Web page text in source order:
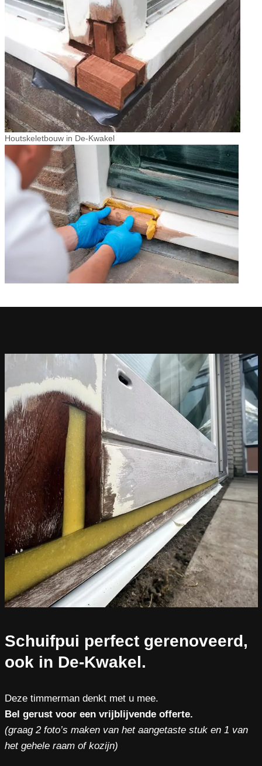
Houtskeletbouw in De-Kwakel
Schuifpui perfect gerenoveerd,
ook in De-Kwakel.
Deze timmerman denkt met u mee.
Bel gerust voor een vrijblijvende offerte.
(graag 2 foto’s maken van het aangetaste stuk en 1 van
het gehele raam of kozijn)